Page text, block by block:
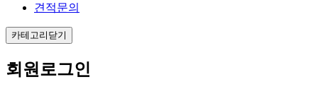
견적문의
카테고리닫기
회원로그인